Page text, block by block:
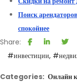
Поиск
спокойнее
Share:
#инвестиции
Categories: Онлайн